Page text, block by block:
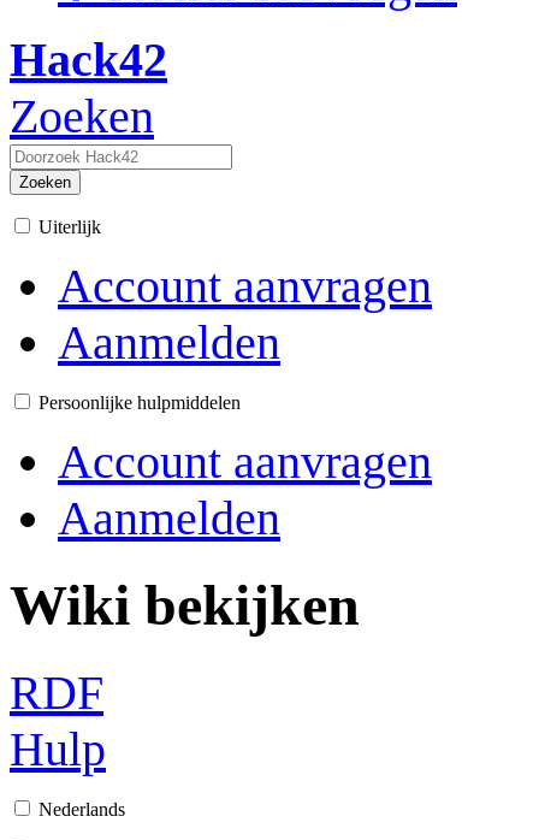
Hack42
Zoeken
Zoeken
Uiterlijk
Account aanvragen
Aanmelden
Persoonlijke hulpmiddelen
Account aanvragen
Aanmelden
Wiki bekijken
RDF
Hulp
Nederlands